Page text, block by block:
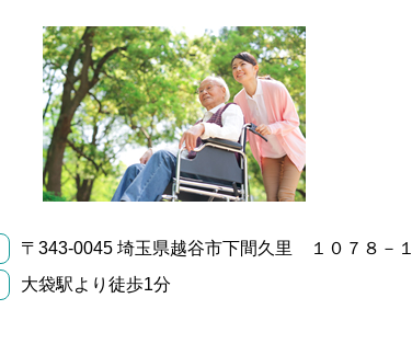
〒343-0045 埼玉県越谷市下間久里 １０７８－１
大袋駅より徒歩1分